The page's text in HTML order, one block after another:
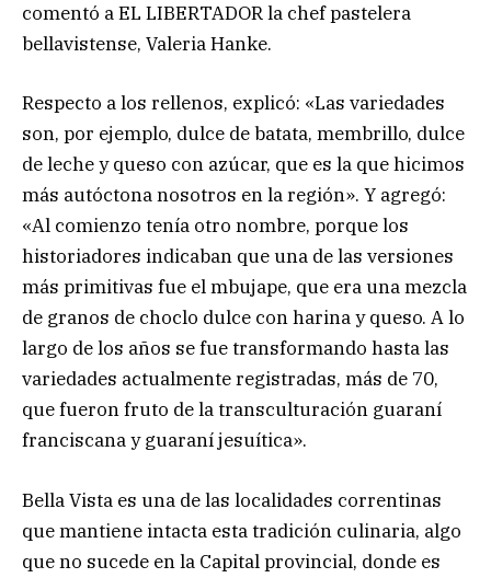
comentó a EL LIBERTADOR la chef pastelera
bellavistense, Valeria Hanke.
Respecto a los rellenos, explicó: «Las variedades
son, por ejemplo, dulce de batata, membrillo, dulce
de leche y queso con azúcar, que es la que hicimos
más autóctona nosotros en la región». Y agregó:
«Al comienzo tenía otro nombre, porque los
historiadores indicaban que una de las versiones
más primitivas fue el mbujape, que era una mezcla
de granos de choclo dulce con harina y queso. A lo
largo de los años se fue transformando hasta las
variedades actualmente registradas, más de 70,
que fueron fruto de la transculturación guaraní
franciscana y guaraní jesuítica».
Bella Vista es una de las localidades correntinas
que mantiene intacta esta tradición culinaria, algo
que no sucede en la Capital provincial, donde es